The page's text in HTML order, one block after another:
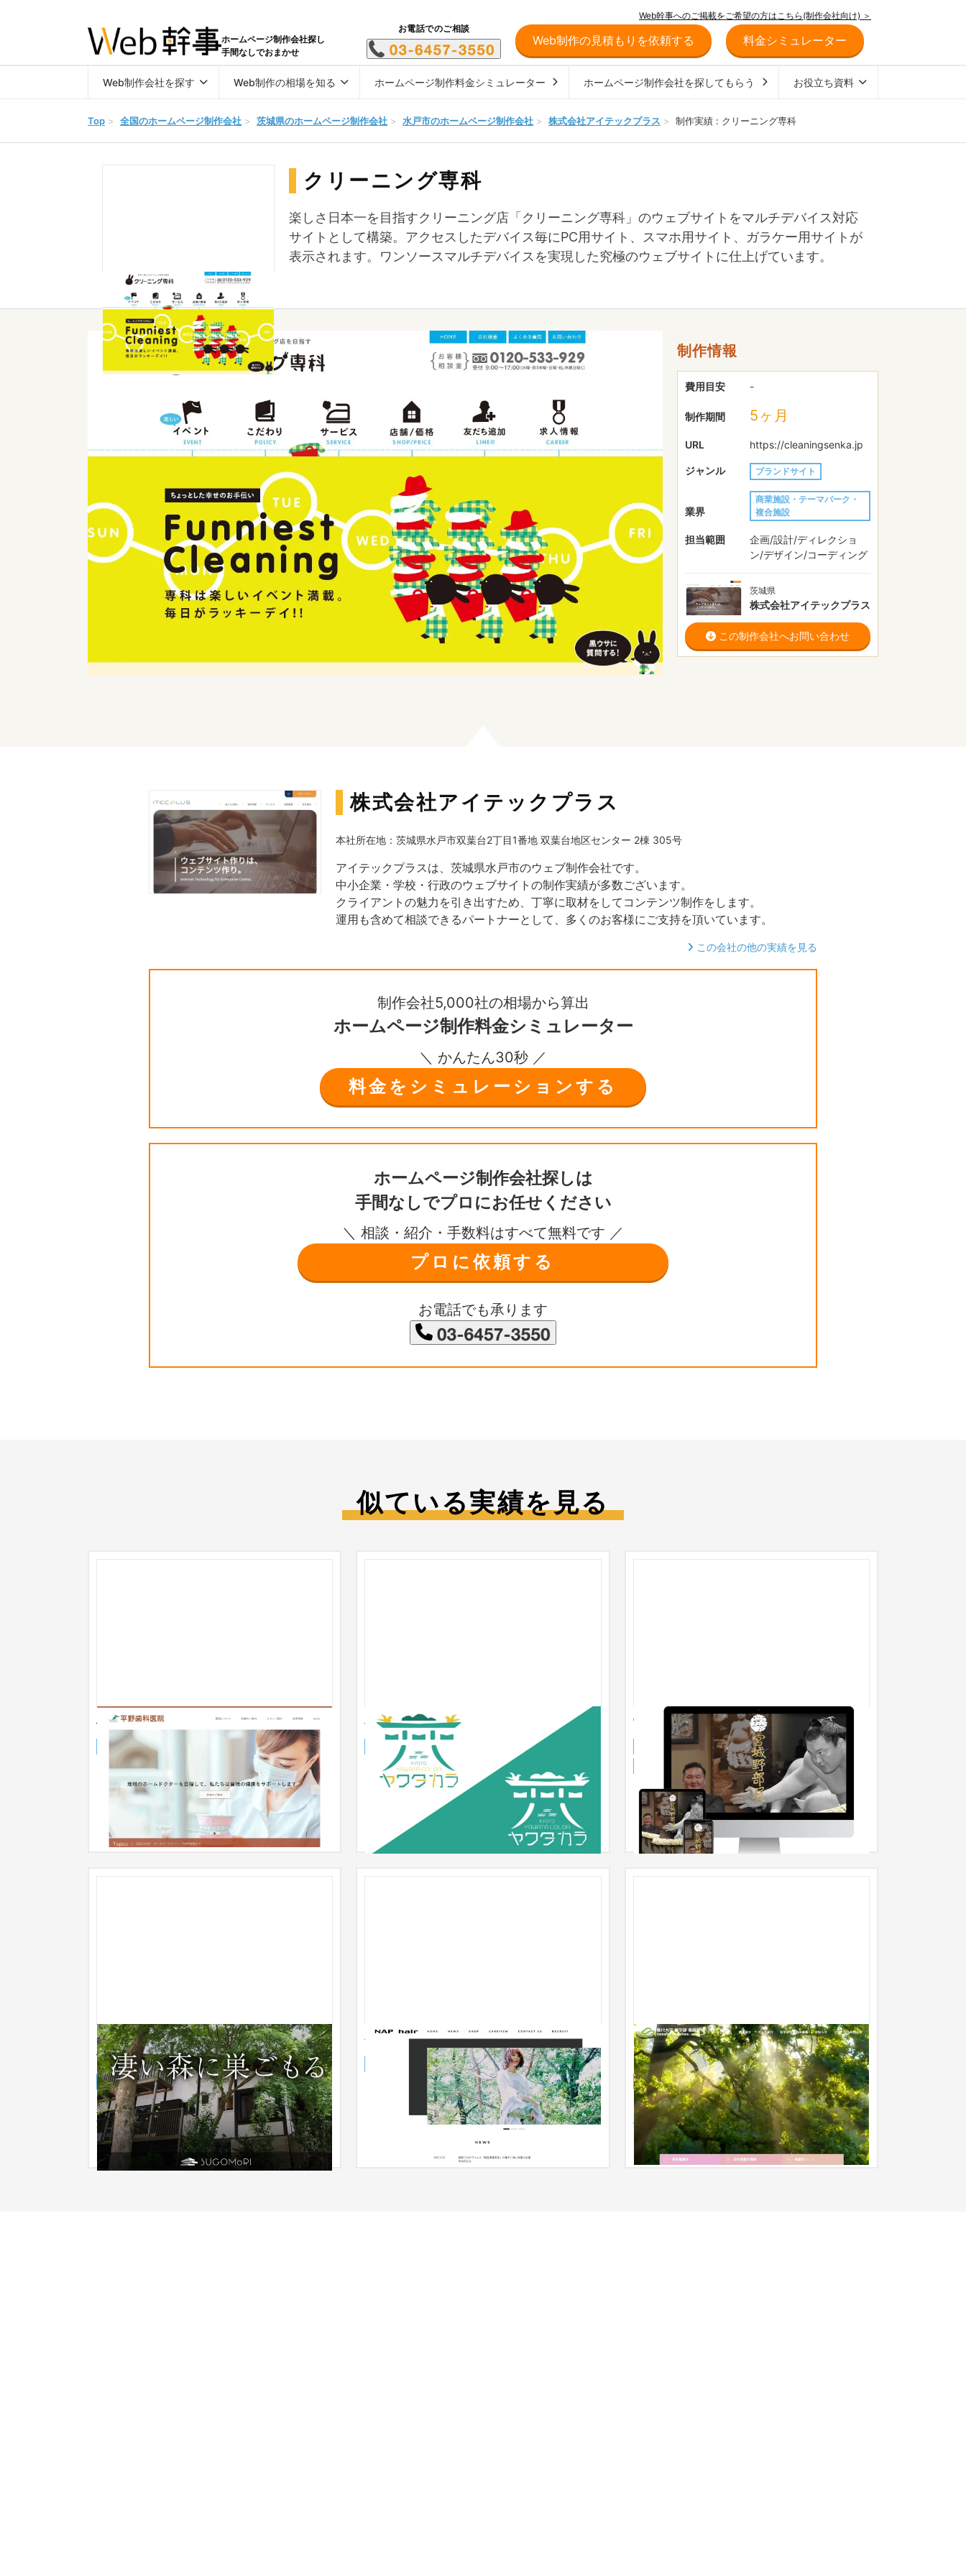
ホームページ制作会社探し
手間なしでおまかせ
Web幹事へのご掲載をご希望の方はこちら(制作会社向け) ＞
お電話でのご相談
Web制作の見積もりを依頼する 料金シミュレーター
Web制作会社を探す Web制作の相場を知る ホームページ制作料金シミュレーター ホームページ制作会社を探してもらう お役立ち資料
Top > 全国のホームページ制作会社 > 茨城県のホームページ制作会社 > 水戸市のホームページ制作会社 > 株式会社アイテックプラス > 制作実績 : クリーニング専科
クリーニング専科
楽しさ日本一を目指すクリーニング店「クリーニング専科」のウェブサイトをマルチデバイス対応
サイトとして構築。アクセスしたデバイス毎にPC用サイト、スマホ用サイト、ガラケー用サイトが
表示されます。ワンソースマルチデバイスを実現した究極のウェブサイトに仕上げています。
制作情報
費用目安 -
制作期間 5ヶ月
URL https://cleaningsenka.jp
ジャンル ブランドサイト
業界
商業施設・テーマパーク・
複合施設
担当範囲
企画/設計/ディレクショ
ン/デザイン/コーディング
茨城県
株式会社アイテックプラス
この制作会社へお問い合わせ
株式会社アイテックプラス
本社所在地：茨城県水戸市双葉台2丁目1番地 双葉台地区センター 2棟 305号
アイテックプラスは、茨城県水戸市のウェブ制作会社です。
中小企業・学校・行政のウェブサイトの制作実績が多数ございます。
クライアントの魅力を引き出すため、丁寧に取材をしてコンテンツ制作をします。
運用も含めて相談できるパートナーとして、多くのお客様にご支持を頂いています。
この会社の他の実績を見る
制作会社5,000社の相場から算出
ホームページ制作料金シミュレーター
＼ かんたん30秒 ／
料金をシミュレーションする
ホームページ制作会社探しは
手間なしでプロにお任せください
＼ 相談・紹介・手数料はすべて無料です ／
プロに依頼する
お電話でも承ります
似ている実績を見る
平野歯科医院 コーポレートサイト
ブランドサイト 31〜50万円
やわたブランド『ヤワタカラ』
ブランドサイト 〜30万円
宮城野部屋
ブランドサイト
芸能・アーティスト・音楽
201〜300万円
日本を代表する相撲部屋のイメージをデザインしグ
ラフィックとモーションでブランドイメージを表現
しました。番付表に合わせた力...
SUGOMoRIリゾート生野高原[兵庫県姫路
市]
ブランドサイト ホテル 101〜150万円
兵庫県朝来市の生野高原にある予約必須のリゾート
施設のコーポレートサイトです。 40年ほど前は
「関西の軽井沢」と呼ばれ賑わっ...
ナップヘア 様
美容室・サロン 101〜150万円
【大学サイトホームページ制作】香川大学
医学部 看護学科 様【香川】
ブランドサイト 大学・高校・専門学校 〜30万円
■香川大学・母性看護学のホームページ制作の制作
依頼でした。 若者にキャッチなデザインとパブリッ
クなホームページ制作 大学の...